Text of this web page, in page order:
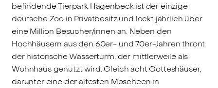
befindende Tierpark Hagenbeck ist der einzige
deutsche Zoo in Privatbesitz und lockt jährlich über
eine Million Besucher/innen an. Neben den
Hochhäusern aus den 60er- und 70er-Jahren thront
der historische Wasserturm, der mittlerweile als
Wohnhaus genutzt wird. Gleich acht Gotteshäuser,
darunter eine der ältesten Moscheen in